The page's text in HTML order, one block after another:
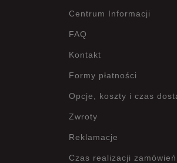
Centrum Informacji
FAQ
Kontakt
Formy płatności
Opcje, koszty i czas
Zwroty
Reklamacje
Czas realizacji zamówień